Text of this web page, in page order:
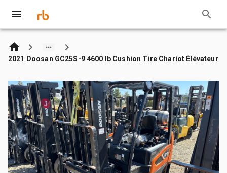
2021 Doosan GC25S-9 4600 lb Cushion Tire Chariot Élévateur